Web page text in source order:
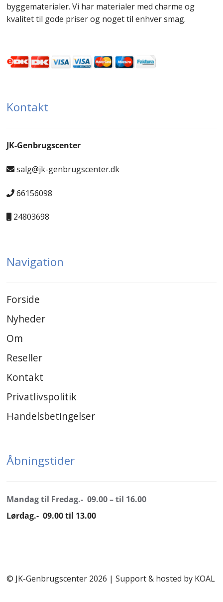
byggematerialer. Vi har materialer med charme og
kvalitet til gode priser og noget til enhver smag.
Kontakt
JK-Genbrugscenter
salg@jk-genbrugscenter.dk
66156098
24803698
Navigation
Forside
Nyheder
Om
Reseller
Kontakt
Privatlivspolitik
Handelsbetingelser
Åbningstider
Mandag til Fredag.- 09.00 – til 16.00
Lørdag.- 09.00 til 13.00
© JK-Genbrugscenter 2026 | Support & hosted by KOAL